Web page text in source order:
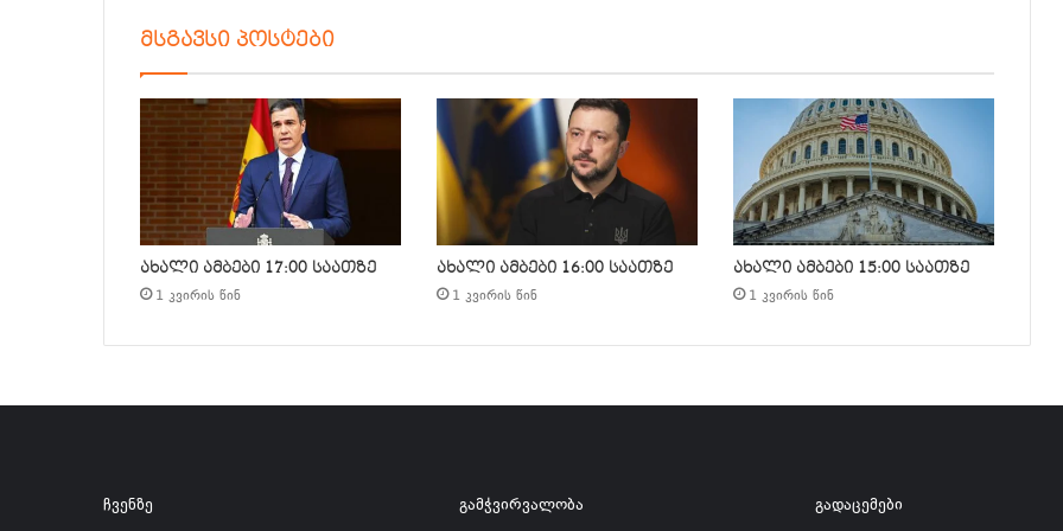
მსგავსი პოსტები
ახალი ამბები 17:00 საათზე
1 კვირის წინ
ახალი ამბები 16:00 საათზე
1 კვირის წინ
ახალი ამბები 15:00 საათზე
1 კვირის წინ
ჩვენზე გამჭვირვალობა გადაცემები